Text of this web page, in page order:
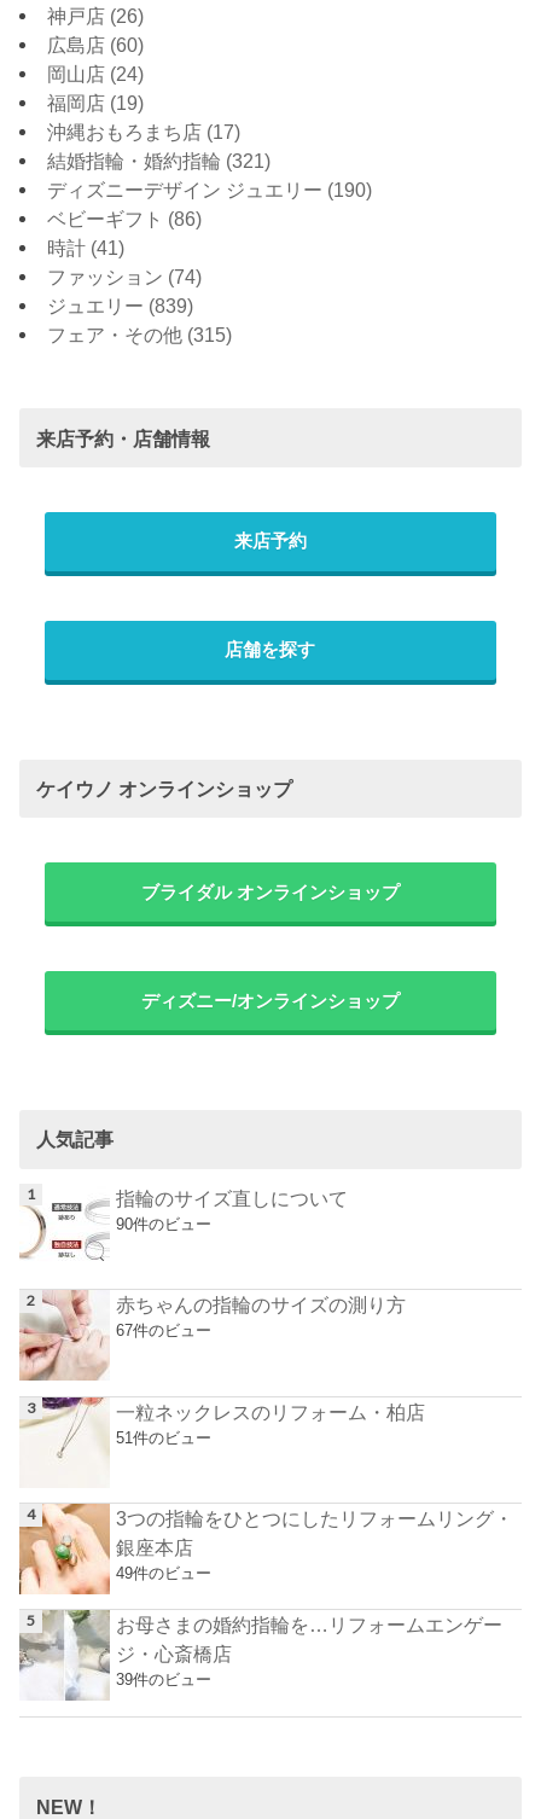
神戸店 (26)
広島店 (60)
岡山店 (24)
福岡店 (19)
沖縄おもろまち店 (17)
結婚指輪・婚約指輪 (321)
ディズニーデザイン ジュエリー (190)
ベビーギフト (86)
時計 (41)
ファッション (74)
ジュエリー (839)
フェア・その他 (315)
来店予約・店舗情報
来店予約
店舗を探す
ケイウノ オンラインショップ
ブライダル オンラインショップ
ディズニー/オンラインショップ
人気記事
指輪のサイズ直しについて
90件のビュー
赤ちゃんの指輪のサイズの測り方
67件のビュー
一粒ネックレスのリフォーム・柏店
51件のビュー
3つの指輪をひとつにしたリフォームリング・
銀座本店
49件のビュー
お母さまの婚約指輪を…リフォームエンゲー
ジ・心斎橋店
39件のビュー
NEW！